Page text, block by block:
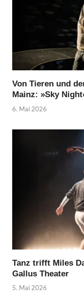
Von Tieren und
Mainz: »Sky
6. Mai 2026
Tanz trifft Miles
Gallus Theater
5. Mai 2026